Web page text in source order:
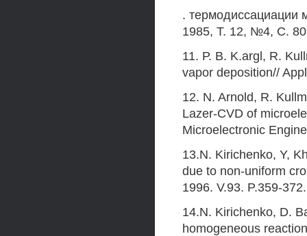
. термодиссациации
1985, Т. 12, №4, С.
11. Р. В. K.argl, R.
vapor deposition//
12. N. Arnold, R.
Lazer-CVD of
Microelectronic
13.N. Kirichenko, Y,
due to non-uniform
1996. V.93. P.359-372.
14.N. Kirichenko, D.
homogeneous